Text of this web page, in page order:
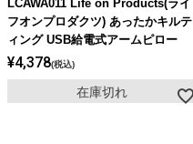
アウトレット
LCAWA011 Life on Products(ライ
フオンプロダクツ) あったかキルテ
ィング USB給電式アームピロー
¥4,378 税込
在庫切れ